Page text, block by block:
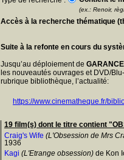
(ex.: Renoir,
Accès à la recherche thématique
Suite à la refonte en cours du
Jusqu’au déploiement de
les nouveautés ouvrages et DVD/
rubrique bibliothèque, l’actualité:
https://www.cinematheque.fr/
19 film(s) dont le titre contient
Craig's Wife (L'Obsession de Mrs
1936
Kagi (L'Etrange obsession) de Kon